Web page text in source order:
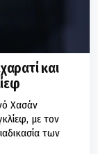
και
Χασάν
με τον
των